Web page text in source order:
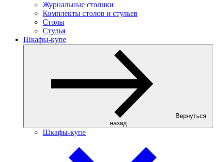
Журнальные столики
Комплекты столов и стульев
Столы
Стулья
Шкафы-купе
Вернуться
назад
Шкафы-купе